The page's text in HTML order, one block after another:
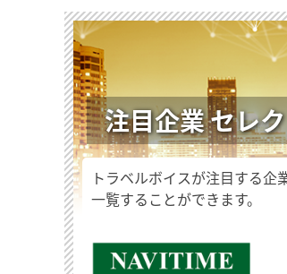
注目企業 セレ
トラベルボイスが注目する
一覧することができます。